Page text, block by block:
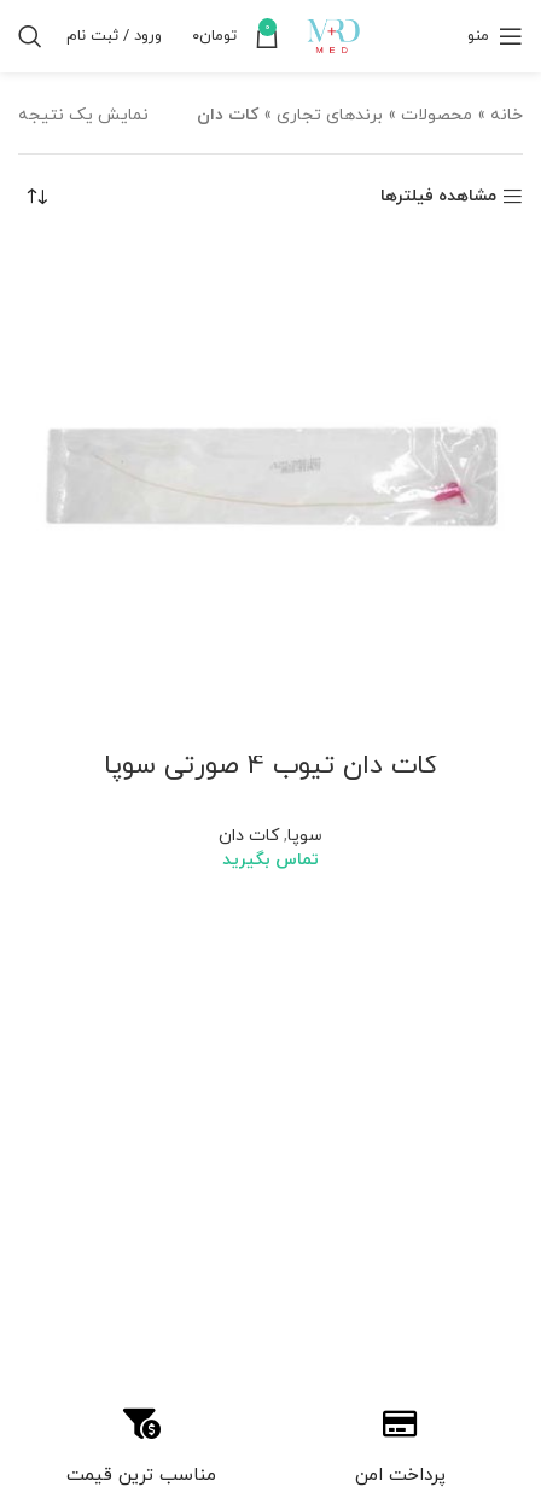
منو 0 تومان۰ ورود / ثبت نام
خانه » محصولات » برندهای تجاری »کات دان نمایش یک نتیجه
مشاهده فیلترها
کات دان تیوب 4 صورتی سوپا
سوپا,کات دان
تماس بگیرید
پرداخت امن مناسب ترین قیمت